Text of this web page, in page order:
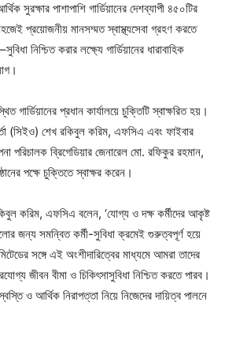
সুরক্ষার পাশাপাশি গার্ডিয়ানের দেশব্যাপী ৪৫০টির
প্রয়োজনীয় মানসম্মত স্বাস্থ্যসেবা গ্রহণ করতে
নিশ্চিত করার লক্ষ্যে গার্ডিয়ানের ধারাবাহিক
গার্ডিয়ানের প্রধান কার্যালয়ে চুক্তিটি স্বাক্ষরিত হয়।
(সিইও) শেখ রকিবুল করিম, এফসিএ এবং ফাইবার
পরিচালক ব্রিগেডিয়ার জেনারেল মো. রফিকুর রহমান,
পক্ষে চুক্তিতে স্বাক্ষর করেন।
করিম, এফসিএ বলেন, ‘যোগ্য ও দক্ষ কর্মীদের আকৃষ্ট
জন্য সমন্বিত কর্মী-সুবিধা ক্রমেই গুরুত্বপূর্ণ হয়ে
সঙ্গে এই অংশীদারিত্বের মাধ্যমে আমরা তাদের
জীবন বীমা ও চিকিৎসাসুবিধা নিশ্চিত করতে পারব।
ও আর্থিক নিরাপত্তা নিয়ে নিজেদের দায়িত্ব পালনে